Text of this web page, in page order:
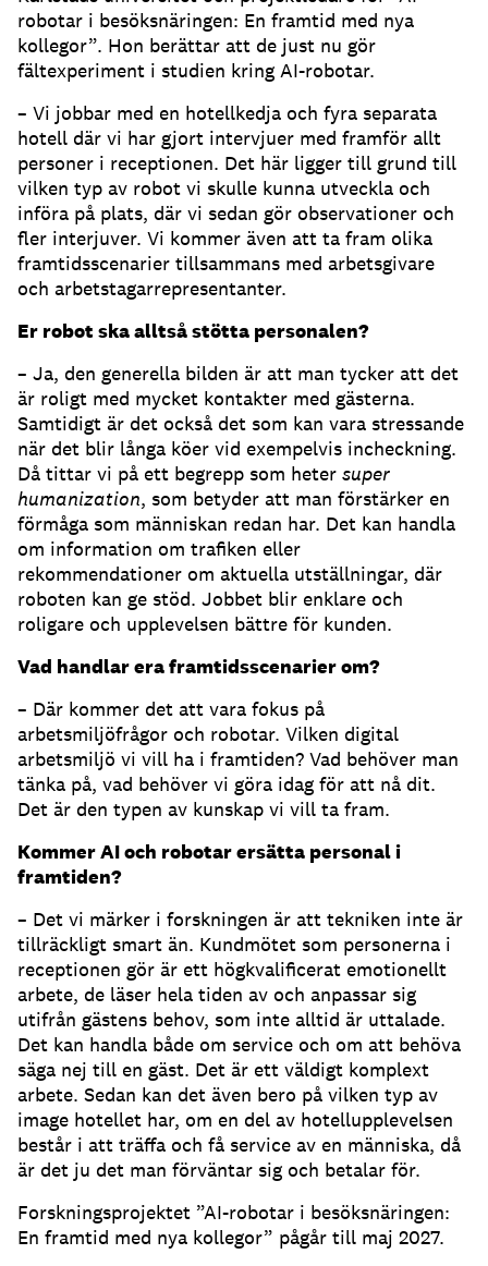
robotar i besöksnäringen: En framtid med nya
kollegor”. Hon berättar att de just nu gör
fältexperiment i studien kring AI-robotar.
– Vi jobbar med en hotellkedja och fyra separata
hotell där vi har gjort intervjuer med framför allt
personer i receptionen. Det här ligger till grund till
vilken typ av robot vi skulle kunna utveckla och
införa på plats, där vi sedan gör observationer och
fler interjuver. Vi kommer även att ta fram olika
framtidsscenarier tillsammans med arbetsgivare
och arbetstagarrepresentanter.
Er robot ska alltså stötta personalen?
– Ja, den generella bilden är att man tycker att det
är roligt med mycket kontakter med gästerna.
Samtidigt är det också det som kan vara stressande
när det blir långa köer vid exempelvis incheckning.
Då tittar vi på ett begrepp som heter super
humanization, som betyder att man förstärker en
förmåga som människan redan har. Det kan handla
om information om trafiken eller
rekommendationer om aktuella utställningar, där
roboten kan ge stöd. Jobbet blir enklare och
roligare och upplevelsen bättre för kunden.
Vad handlar era framtidsscenarier om?
– Där kommer det att vara fokus på
arbetsmiljöfrågor och robotar. Vilken digital
arbetsmiljö vi vill ha i framtiden? Vad behöver man
tänka på, vad behöver vi göra idag för att nå dit.
Det är den typen av kunskap vi vill ta fram.
Kommer AI och robotar ersätta personal i
framtiden?
– Det vi märker i forskningen är att tekniken inte är
tillräckligt smart än. Kundmötet som personerna i
receptionen gör är ett högkvalificerat emotionellt
arbete, de läser hela tiden av och anpassar sig
utifrån gästens behov, som inte alltid är uttalade.
Det kan handla både om service och om att behöva
säga nej till en gäst. Det är ett väldigt komplext
arbete. Sedan kan det även bero på vilken typ av
image hotellet har, om en del av hotellupplevelsen
består i att träffa och få service av en människa, då
är det ju det man förväntar sig och betalar för.
Forskningsprojektet ”AI-robotar i besöksnäringen:
En framtid med nya kollegor” pågår till maj 2027.